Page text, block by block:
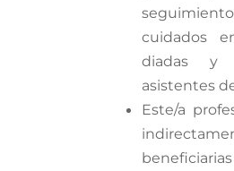
cuidados
diadas y
asistentes
Este/a
beneficiarias